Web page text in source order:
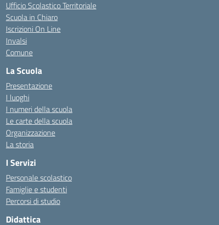
Ufficio Scolastico Territoriale
Scuola in Chiaro
Iscrizioni On Line
Invalsi
Comune
La Scuola
Presentazione
I luoghi
I numeri della scuola
Le carte della scuola
Organizzazione
La storia
I Servizi
Personale scolastico
Famiglie e studenti
Percorsi di studio
Didattica